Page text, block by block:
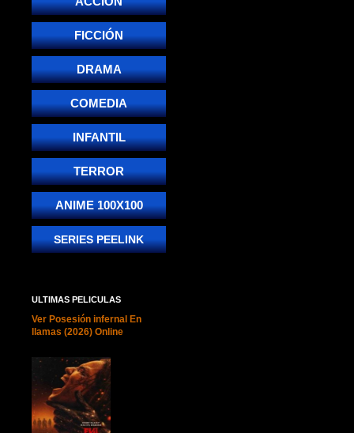
FICCIÓN
DRAMA
COMEDIA
INFANTIL
TERROR
ANIME 100X100
SERIES PEELINK
ULTIMAS PELICULAS
Ver Posesión infernal En
llamas (2026) Online